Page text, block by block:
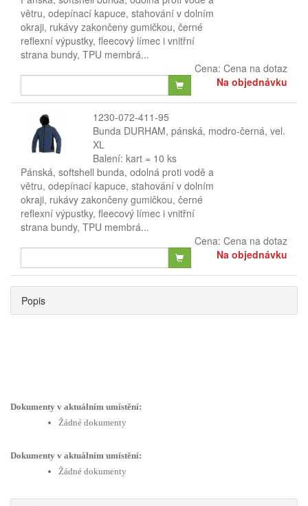
větru, odepínací kapuce, stahování v dolním
okraji, rukávy zakončeny gumičkou, černé
reflexní výpustky, fleecový límec i vnitřní
strana bundy, TPU membrá...
Cena: Cena na dotaz
Na objednávku
1230-072-411-95
Bunda DURHAM, pánská, modro-černá, vel.
XL
Balení: kart = 10 ks
Pánská, softshell bunda, odolná proti vodě a
větru, odepínací kapuce, stahování v dolním
okraji, rukávy zakončeny gumičkou, černé
reflexní výpustky, fleecový límec i vnitřní
strana bundy, TPU membrá...
Cena: Cena na dotaz
Na objednávku
Popis
Dokumenty v aktuálním umístění:
Žádné dokumenty
Dokumenty v aktuálním umístění:
Žádné dokumenty